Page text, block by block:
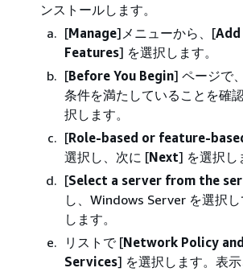
ンストールします。
[Manage]メニューから、[Add
Features] を選択します。
[Before You Begin] ページで
条件を満たしていることを確
択します。
[Role-based or feature-
選択し、次に [Next] を選択し
[Select a server from the
し、Windows Server を選択
します。
リストで [Network Policy
Services] を選択します。表